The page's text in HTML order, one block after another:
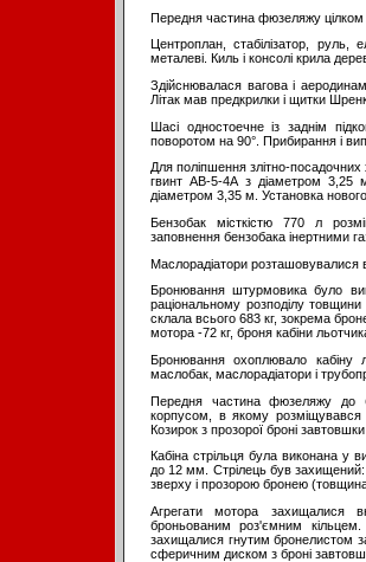
Передня частина фюзеляжу
Центроплан, стабілізатор,
металеві. Киль і консолі крила
Здійснювалася вагова і
Літак мав предкрилки і щитки
Шасі одностоечне із заднім
поворотом на 90°. Прибирання і
Для поліпшення злітно-
гвинт АВ-5-4А з діаметром 3,25
діаметром 3,35 м. Установка
Бензобак місткістю 770 л
заповнення бензобака інертними
Маслорадіатори розташовувалися
Бронювання штурмовика було
раціональному розподілу
склала всього 683 кг, зокрема
мотора -72 кг, броня кабіни
Бронювання охоплювало кабіну
маслобак, маслорадіатори і
Передня частина фюзеляжу до
корпусом, в якому розміщувався
Козирок з прозорої броні
Кабіна стрільця була виконана у
до 12 мм. Стрілець був
зверху і прозорою бронею
Агрегати мотора захищалися
броньованим роз'ємним
захищалися гнутим бронелистом
сферичним диском з броні